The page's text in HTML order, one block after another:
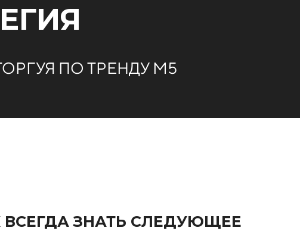
ПО ТРЕНДУ М5
ВСЕГДА ЗНАТЬ СЛЕДУЮЩЕЕ